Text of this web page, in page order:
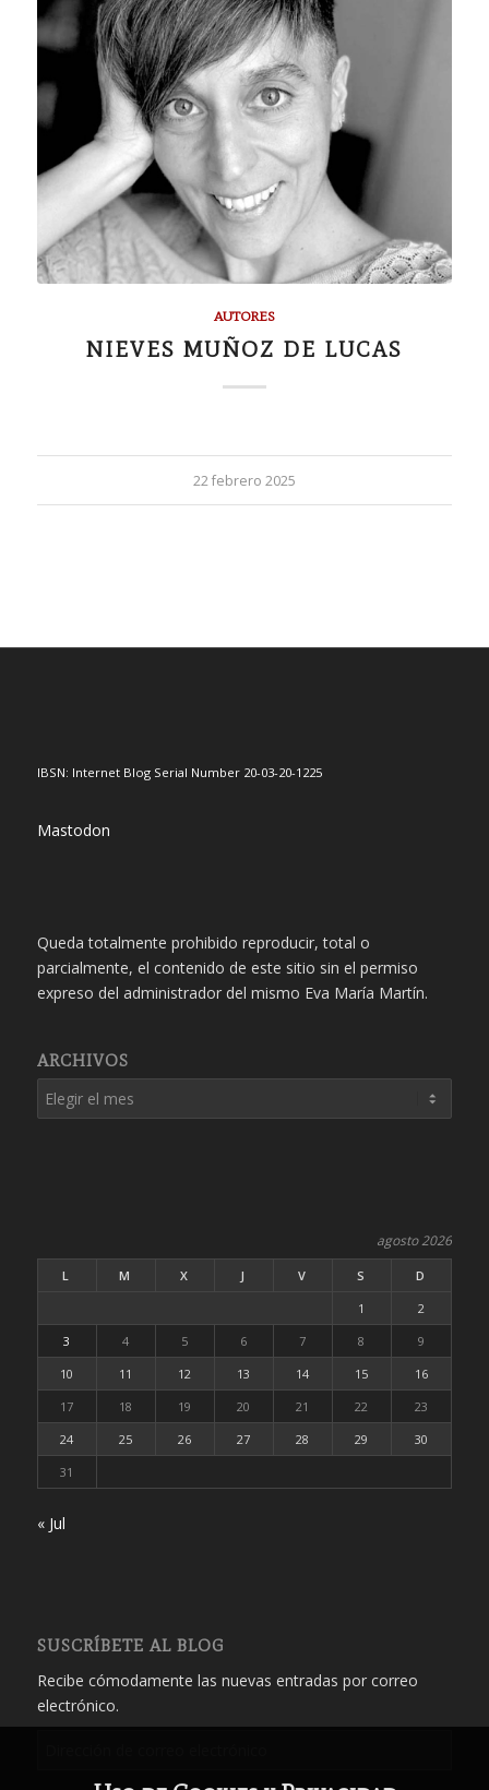
AUTORES
NIEVES MUÑOZ DE LUCAS
22 febrero 2025
IBSN: Internet Blog Serial Number 20-03-20-1225
Mastodon
Queda totalmente prohibido reproducir, total o
parcialmente, el contenido de este sitio sin el permiso
expreso del administrador del mismo Eva María Martín.
ARCHIVOS
agosto 2026
L M X J V S
D
1
2
3
4 5 6 7 8
9
10
11 12 13 14 15
16
17
18 19 20 21 22
23
24
25 26 27 28 29
30
31
« Jul
SUSCRÍBETE AL BLOG
Recibe cómodamente las nuevas entradas por correo
electrónico.